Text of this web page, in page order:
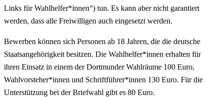
Links für Wahlhelfer*innen“) tun. Es kann aber nicht garantiert
werden, dass alle Freiwilligen auch eingesetzt werden.
Bewerben können sich Personen ab 18 Jahren, die die deutsche
Staatsangehörigkeit besitzen. Die Wahlhelfer*innen erhalten für
ihren Einsatz in einem der Dortmunder Wahlräume 100 Euro,
Wahlvorsteher*innen und Schriftführer*innen 130 Euro. Für die
Unterstützung bei der Briefwahl gibt es 80 Euro.